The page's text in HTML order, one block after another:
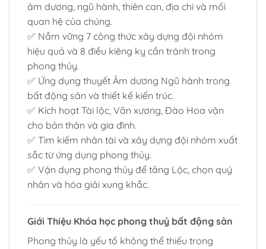
âm dương, ngũ hành, thiên can, địa chi và mối
quan hệ của chúng.
✅ Nắm vững 7 công thức xây dựng đội nhóm
hiệu quả và 8 điều kiêng kỵ cần tránh trong
phong thủy.
✅ Ứng dụng thuyết Âm dương Ngũ hành trong
bất động sản và thiết kế kiến trúc.
✅ Kích hoạt Tài lộc, Văn xương, Đào Hoa vận
cho bản thân và gia đình.
✅ Tìm kiếm nhân tài và xây dựng đội nhóm xuất
sắc từ ứng dụng phong thủy.
✅ Vận dụng phong thủy để tăng Lộc, chọn quý
nhân và hóa giải xung khắc.
Giới Thiệu Khóa học phong thuỷ bất động sản
Phong thủy là yếu tố không thể thiếu trong